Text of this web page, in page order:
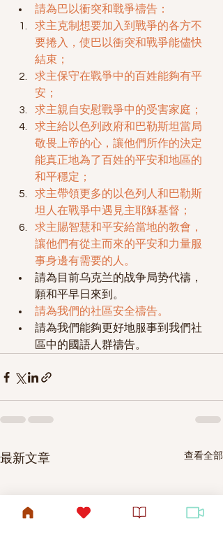
請為巴以衝突和戰爭禱告：
求主克制想要加入到戰爭的各方不
要捲入，使巴以衝突和戰爭能儘快
結束；
求主保守在戰爭中的百姓能夠有平
安；
求主親自安慰戰爭中的受害家庭；
求主給以色列政府和巴勒斯坦當局
敬畏上帝的心，讓他們所作的決定
能真正地為了百姓的平安和地區的
和平穩定；
求主帶領更多的以色列人和巴勒斯
坦人在戰爭中遇見主耶穌基督；
求主賜智慧和平安給當地的教會，
讓他們有從主而來的平安和力量服
事身邊有需要的人。
請為目前乌克兰的战争局势代禱，
願和平早日來到。
請為我們的社區安全禱告。
請為我們能夠更好地服事到我們社
區中的國語人群禱告。
最新文章 查看全部